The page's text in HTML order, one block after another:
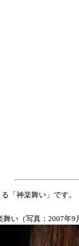
「神楽舞い」です。
い（写真：2007年9